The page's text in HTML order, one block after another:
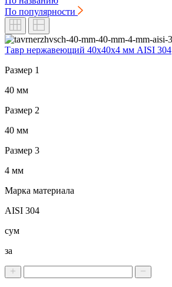
По популярности
Тавр нержавеющий 40x40x4 мм AISI 304
Размер 1
40 мм
Размер 2
40 мм
Размер 3
4 мм
Марка материала
AISI 304
сум
за